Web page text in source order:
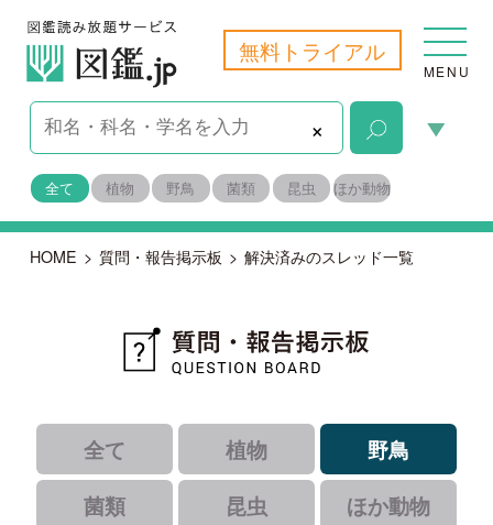
無料トライアル
MENU
×
全て 植物 野鳥 菌類 昆虫 ほか動物
植物 野鳥
菌類 昆虫 ほか動物
すべて 未解決｜ 報告
｜解決済み｜識者コメントあり